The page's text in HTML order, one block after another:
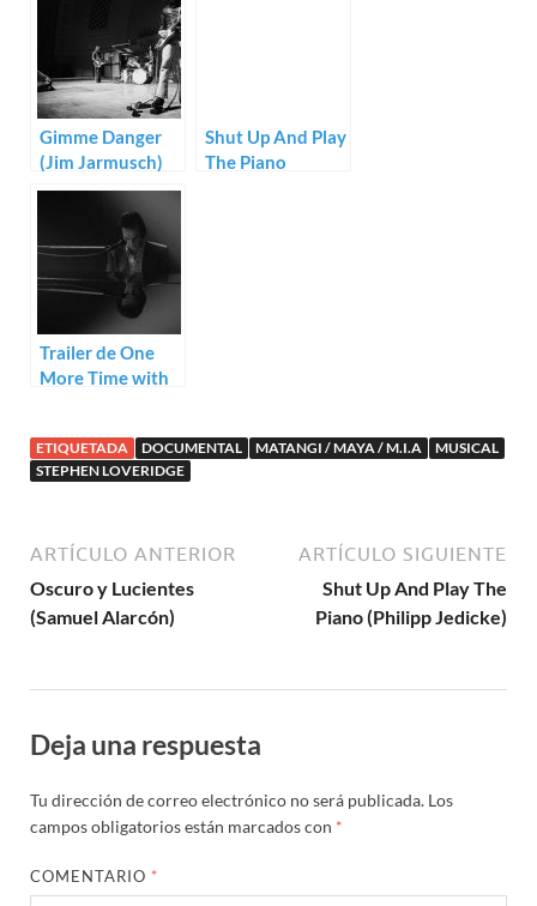
Gimme Danger
(Jim Jarmusch)
Shut Up And Play
The Piano
Trailer de One
More Time with
ETIQUETADA DOCUMENTAL MATANGI / MAYA / M.I.A
MUSICAL
STEPHEN LOVERIDGE
ARTÍCULO ANTERIOR
Oscuro y Lucientes
(Samuel Alarcón)
ARTÍCULO SIGUIENTE
Shut Up And Play The
Piano (Philipp Jedicke)
Deja una respuesta
Tu dirección de correo electrónico no será publicada. Los
campos obligatorios están marcados con *
COMENTARIO *